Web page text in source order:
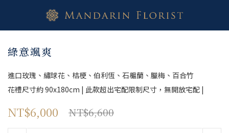
綠意颯爽
進口玫瑰、繡球花、桔梗、伯利恆、石槴蘭、臘梅、百合竹
花禮尺寸約 90x180cm | 此款超出宅配限制尺寸，無開放宅配 |
NT$6,000 NT$6,600